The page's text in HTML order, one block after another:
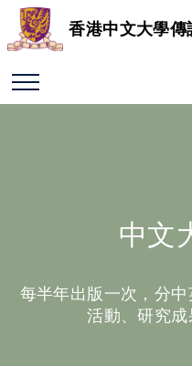
香港中文大學傳
中文
每半年出版一次，分
活動、研究成